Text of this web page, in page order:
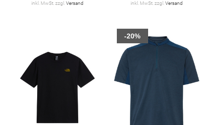
inkl. MwSt. zzgl. Versand inkl. MwSt. zzgl. Versand
-20%